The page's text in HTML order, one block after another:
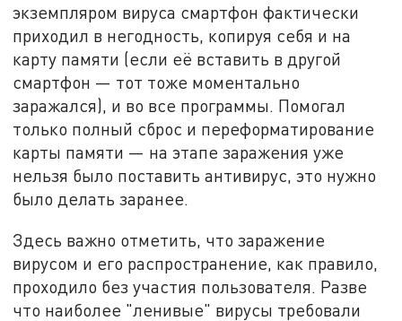
экземпляром вируса смартфон фактически
приходил в негодность, копируя себя и на
карту памяти (если её вставить в другой
смартфон — тот тоже моментально
заражался), и во все программы. Помогал
только полный сброс и переформатирование
карты памяти — на этапе заражения уже
нельзя было поставить антивирус, это нужно
было делать заранее.
Здесь важно отметить, что заражение
вирусом и его распространение, как правило,
проходило без участия пользователя. Разве
что наиболее "ленивые" вирусы требовали